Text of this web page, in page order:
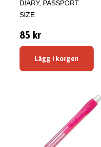
DIARY, PASSPORT
SIZE
85 kr
Lägg i korgen